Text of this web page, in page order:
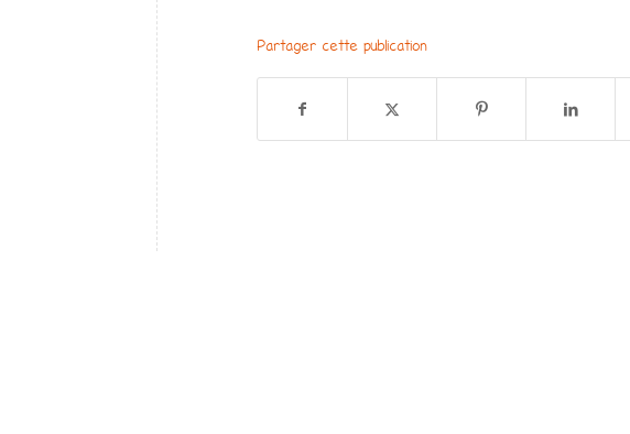
Partager cette publication